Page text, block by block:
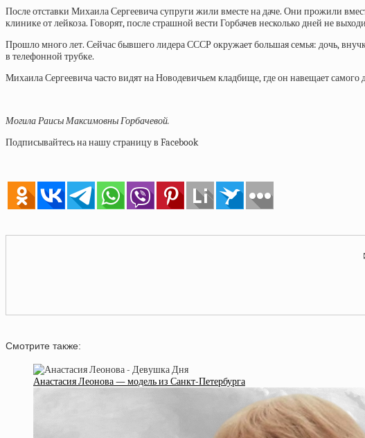
После отставки Михаила Сергеевича супруги жили вместе на даче. Они прожили
клинике от лейкоза. Говорят, после страшной вести Горбачев несколько дней не
Прошло много лет. Сейчас бывшего лидера СССР окружает большая семья: дочь,
в телефонной трубке.
Михаила Сергеевича часто видят на Новодевичьем кладбище, где он навещает
Могила Раисы Максимовны Горбачевой.
Подписывайтесь на нашу страницу в Facebook
Смотрите также:
Анастасия Леонова — модель из Санкт-Петербурга